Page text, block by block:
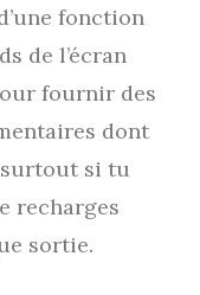
fonction
de l’écran
fournir des
dont
si tu
recharges
sortie.